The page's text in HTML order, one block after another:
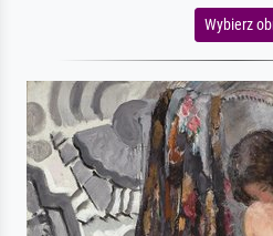
Wybierz